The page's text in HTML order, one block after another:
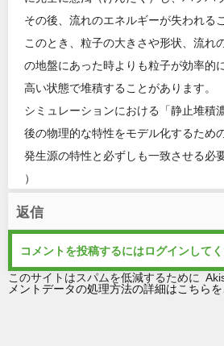
その後、流れのエネルギーが失われる
このとき、粒子の大きさや形状、流れ
の地盤にあった時よりも粒子が効率的
高い状態で堆積することがあります。
シミュレーションにおける「静止堆積
後の物理的な特性をモデル化するため
発生源の特性と必ずしも一致させる必
）
返信
コメントを投稿するにはログイン して
このサイトはスパムを低減するために
メントデータの処理方法の詳細はこちら